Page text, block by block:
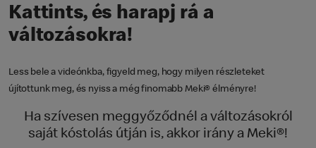
Kattints, és harapj rá a
változásokra!
Less bele a videónkba, figyeld meg, hogy milyen részleteket
újítottunk meg, és nyiss a még finomabb Meki® élményre!
Ha szívesen meggyőződnél a változásokról
saját kóstolás útján is, akkor irány a Meki®!